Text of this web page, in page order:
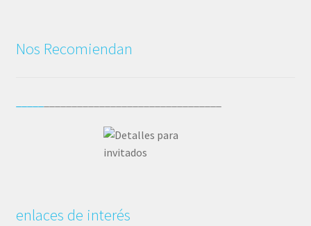
Nos Recomiendan
enlaces de interés